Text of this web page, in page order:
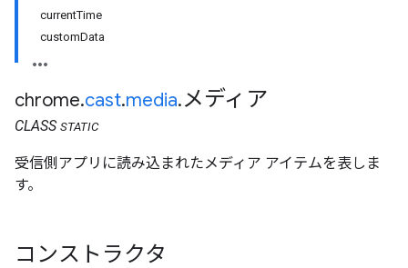
currentTime
customData
chrome.cast.media.メディア
CLASS STATIC
受信側アプリに読み込まれたメディア アイテムを表しま
す。
コンストラクタ